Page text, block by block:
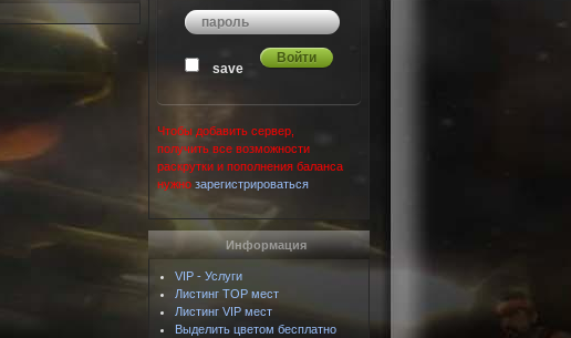
save
Чтобы добавить сервер,
получить все возможности
раскрутки и пополнения баланса
нужно зарегистрироваться
Информация
VIP - Услуги
Листинг TOP мест
Листинг VIP мест
Выделить цветом бесплатно